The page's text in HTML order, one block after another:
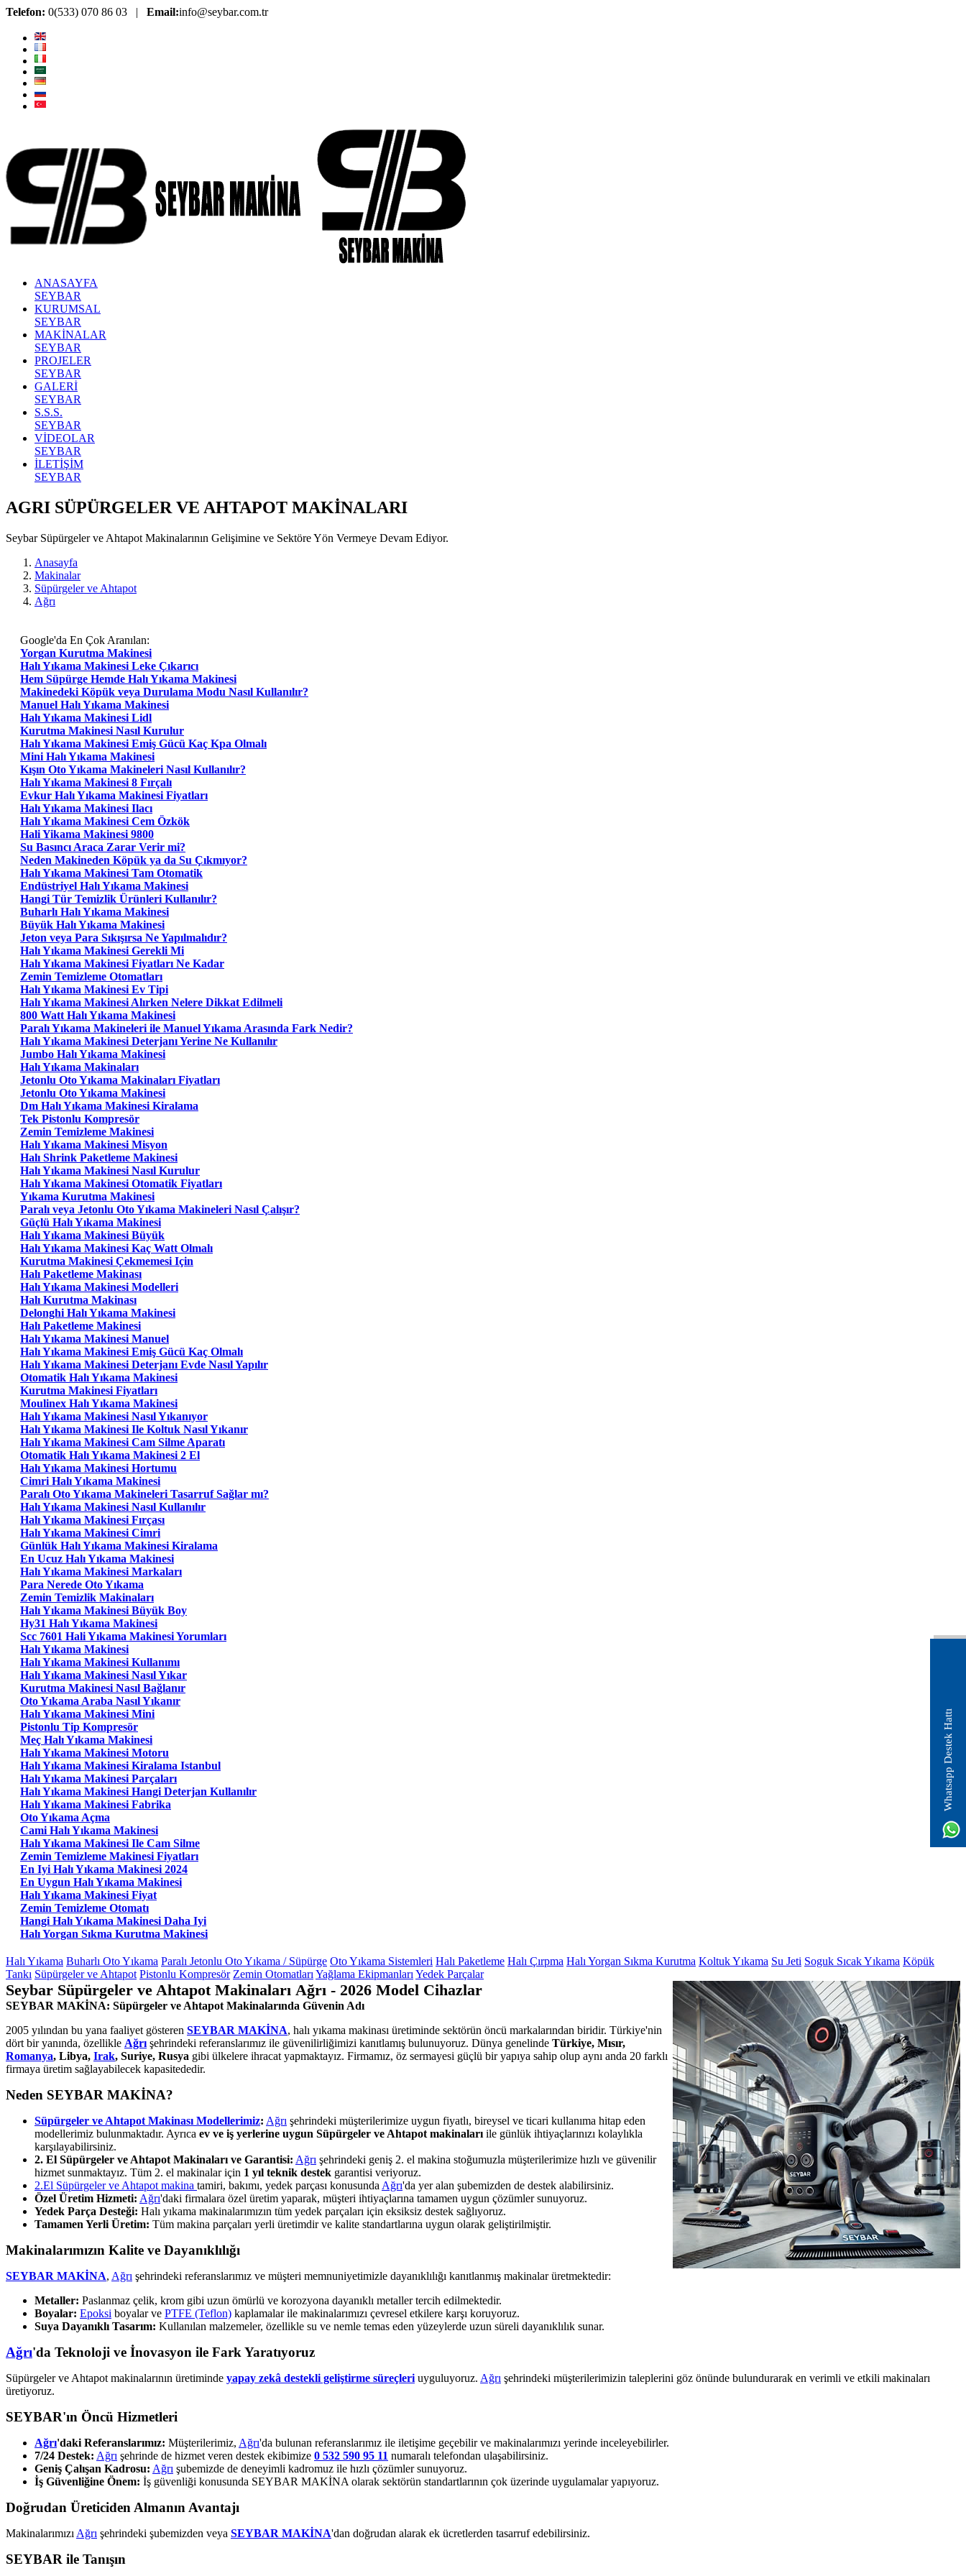
Telefon: 0(533) 070 86 03 | Email:info@seybar.com.tr
ANASAYFA
SEYBAR
KURUMSAL
SEYBAR
MAKİNALAR
SEYBAR
PROJELER
SEYBAR
GALERİ
SEYBAR
S.S.S.
SEYBAR
VİDEOLAR
SEYBAR
İLETİŞİM
SEYBAR
AGRI SÜPÜRGELER VE AHTAPOT MAKİNALARI
Seybar Süpürgeler ve Ahtapot Makinalarının Gelişimine ve Sektöre Yön Vermeye Devam Ediyor.
Anasayfa
Makinalar
Süpürgeler ve Ahtapot
Ağrı
Google'da En Çok Aranılan:
Yorgan Kurutma Makinesi
Halı Yıkama Makinesi Leke Çıkarıcı
Hem Süpürge Hemde Halı Yıkama Makinesi
Makinedeki Köpük veya Durulama Modu Nasıl Kullanılır?
Manuel Halı Yıkama Makinesi
Halı Yıkama Makinesi Lidl
Kurutma Makinesi Nasıl Kurulur
Halı Yıkama Makinesi Emiş Gücü Kaç Kpa Olmalı
Mini Halı Yıkama Makinesi
Kışın Oto Yıkama Makineleri Nasıl Kullanılır?
Halı Yıkama Makinesi 8 Fırçalı
Evkur Halı Yıkama Makinesi Fiyatları
Halı Yıkama Makinesi Ilacı
Halı Yıkama Makinesi Cem Özkök
Hali Yikama Makinesi 9800
Su Basıncı Araca Zarar Verir mi?
Neden Makineden Köpük ya da Su Çıkmıyor?
Halı Yıkama Makinesi Tam Otomatik
Endüstriyel Halı Yıkama Makinesi
Hangi Tür Temizlik Ürünleri Kullanılır?
Buharlı Halı Yıkama Makinesi
Büyük Halı Yıkama Makinesi
Jeton veya Para Sıkışırsa Ne Yapılmalıdır?
Halı Yıkama Makinesi Gerekli Mi
Halı Yıkama Makinesi Fiyatları Ne Kadar
Zemin Temizleme Otomatları
Halı Yıkama Makinesi Ev Tipi
Halı Yıkama Makinesi Alırken Nelere Dikkat Edilmeli
800 Watt Halı Yıkama Makinesi
Paralı Yıkama Makineleri ile Manuel Yıkama Arasında Fark Nedir?
Halı Yıkama Makinesi Deterjanı Yerine Ne Kullanılır
Jumbo Halı Yıkama Makinesi
Halı Yıkama Makinaları
Jetonlu Oto Yıkama Makinaları Fiyatları
Jetonlu Oto Yıkama Makinesi
Dm Halı Yıkama Makinesi Kiralama
Tek Pistonlu Kompresör
Zemin Temizleme Makinesi
Halı Yıkama Makinesi Misyon
Halı Shrink Paketleme Makinesi
Halı Yıkama Makinesi Nasıl Kurulur
Halı Yıkama Makinesi Otomatik Fiyatları
Yıkama Kurutma Makinesi
Paralı veya Jetonlu Oto Yıkama Makineleri Nasıl Çalışır?
Güçlü Halı Yıkama Makinesi
Halı Yıkama Makinesi Büyük
Halı Yıkama Makinesi Kaç Watt Olmalı
Kurutma Makinesi Çekmemesi Için
Halı Paketleme Makinası
Halı Yıkama Makinesi Modelleri
Halı Kurutma Makinası
Delonghi Halı Yıkama Makinesi
Halı Paketleme Makinesi
Halı Yıkama Makinesi Manuel
Halı Yıkama Makinesi Emiş Gücü Kaç Olmalı
Halı Yıkama Makinesi Deterjanı Evde Nasıl Yapılır
Otomatik Halı Yıkama Makinesi
Kurutma Makinesi Fiyatları
Moulinex Halı Yıkama Makinesi
Halı Yıkama Makinesi Nasıl Yıkanıyor
Halı Yıkama Makinesi Ile Koltuk Nasıl Yıkanır
Halı Yıkama Makinesi Cam Silme Aparatı
Otomatik Halı Yıkama Makinesi 2 El
Halı Yıkama Makinesi Hortumu
Cimri Halı Yıkama Makinesi
Paralı Oto Yıkama Makineleri Tasarruf Sağlar mı?
Halı Yıkama Makinesi Nasıl Kullanılır
Halı Yıkama Makinesi Fırçası
Halı Yıkama Makinesi Cimri
Günlük Halı Yıkama Makinesi Kiralama
En Ucuz Halı Yıkama Makinesi
Halı Yıkama Makinesi Markaları
Para Nerede Oto Yıkama
Zemin Temizlik Makinaları
Halı Yıkama Makinesi Büyük Boy
Hy31 Halı Yıkama Makinesi
Scc 7601 Hali Yıkama Makinesi Yorumları
Halı Yıkama Makinesi
Halı Yıkama Makinesi Kullanımı
Halı Yıkama Makinesi Nasıl Yıkar
Kurutma Makinesi Nasıl Bağlanır
Oto Yıkama Araba Nasıl Yıkanır
Halı Yıkama Makinesi Mini
Pistonlu Tip Kompresör
Meç Halı Yıkama Makinesi
Halı Yıkama Makinesi Motoru
Halı Yıkama Makinesi Kiralama Istanbul
Halı Yıkama Makinesi Parçaları
Halı Yıkama Makinesi Hangi Deterjan Kullanılır
Halı Yıkama Makinesi Fabrika
Oto Yıkama Açma
Cami Halı Yıkama Makinesi
Halı Yıkama Makinesi Ile Cam Silme
Zemin Temizleme Makinesi Fiyatları
En Iyi Halı Yıkama Makinesi 2024
En Uygun Halı Yıkama Makinesi
Halı Yıkama Makinesi Fiyat
Zemin Temizleme Otomatı
Hangi Halı Yıkama Makinesi Daha Iyi
Halı Yorgan Sıkma Kurutma Makinesi
Halı Yıkama Buharlı Oto Yıkama Paralı Jetonlu Oto Yıkama / Süpürge Oto Yıkama Sistemleri Halı Paketleme Halı Çırpma Halı Yorgan Sıkma Kurutma Koltuk Yıkama Su Jeti Soguk Sıcak Yıkama Köpük
Tankı Süpürgeler ve Ahtapot Pistonlu Kompresör Zemin Otomatları Yağlama Ekipmanları Yedek Parçalar
Seybar Süpürgeler ve Ahtapot Makinaları Ağrı - 2026 Model Cihazlar
SEYBAR MAKİNA: Süpürgeler ve Ahtapot Makinalarında Güvenin Adı
2005 yılından bu yana faaliyet gösteren SEYBAR MAKİNA, halı yıkama makinası üretiminde sektörün öncü markalarından biridir. Türkiye'nin
dört bir yanında, özellikle Ağrı şehrindeki referanslarımız ile güvenilirliğimizi kanıtlamış bulunuyoruz. Dünya genelinde Türkiye, Mısır,
Romanya, Libya, Irak, Suriye, Rusya gibi ülkelere ihracat yapmaktayız. Firmamız, öz sermayesi güçlü bir yapıya sahip olup aynı anda 20 farklı
firmaya üretim sağlayabilecek kapasitededir.
Neden SEYBAR MAKİNA?
Süpürgeler ve Ahtapot Makinası Modellerimiz: Ağrı şehrindeki müşterilerimize uygun fiyatlı, bireysel ve ticari kullanıma hitap eden
modellerimiz bulunmaktadır. Ayrıca ev ve iş yerlerine uygun Süpürgeler ve Ahtapot makinaları ile günlük ihtiyaçlarınızı kolaylıkla
karşılayabilirsiniz.
2. El Süpürgeler ve Ahtapot Makinaları ve Garantisi: Ağrı şehrindeki geniş 2. el makina stoğumuzla müşterilerimize hızlı ve güvenilir
hizmet sunmaktayız. Tüm 2. el makinalar için 1 yıl teknik destek garantisi veriyoruz.
2.El Süpürgeler ve Ahtapot makina tamiri, bakımı, yedek parçası konusunda Ağrı'da yer alan şubemizden de destek alabilirsiniz.
Özel Üretim Hizmeti: Ağrı'daki firmalara özel üretim yaparak, müşteri ihtiyaçlarına tamamen uygun çözümler sunuyoruz.
Yedek Parça Desteği: Halı yıkama makinalarımızın tüm yedek parçaları için eksiksiz destek sağlıyoruz.
Tamamen Yerli Üretim: Tüm makina parçaları yerli üretimdir ve kalite standartlarına uygun olarak geliştirilmiştir.
Makinalarımızın Kalite ve Dayanıklılığı
SEYBAR MAKİNA, Ağrı şehrindeki referanslarımız ve müşteri memnuniyetimizle dayanıklılığı kanıtlanmış makinalar üretmektedir:
Metaller: Paslanmaz çelik, krom gibi uzun ömürlü ve korozyona dayanıklı metaller tercih edilmektedir.
Boyalar: Epoksi boyalar ve PTFE (Teflon) kaplamalar ile makinalarımızı çevresel etkilere karşı koruyoruz.
Suya Dayanıklı Tasarım: Kullanılan malzemeler, özellikle su ve nemle temas eden yüzeylerde uzun süreli dayanıklılık sunar.
Ağrı'da Teknoloji ve İnovasyon ile Fark Yaratıyoruz
Süpürgeler ve Ahtapot makinalarının üretiminde yapay zekâ destekli geliştirme süreçleri uyguluyoruz. Ağrı şehrindeki müşterilerimizin taleplerini göz önünde bulundurarak en verimli ve etkili makinaları
üretiyoruz.
SEYBAR'ın Öncü Hizmetleri
Ağrı'daki Referanslarımız: Müşterilerimiz, Ağrı'da bulunan referanslarımız ile iletişime geçebilir ve makinalarımızı yerinde inceleyebilirler.
7/24 Destek: Ağrı şehrinde de hizmet veren destek ekibimize 0 532 590 95 11 numaralı telefondan ulaşabilirsiniz.
Geniş Çalışan Kadrosu: Ağrı şubemizde de deneyimli kadromuz ile hızlı çözümler sunuyoruz.
İş Güvenliğine Önem: İş güvenliği konusunda SEYBAR MAKİNA olarak sektörün standartlarının çok üzerinde uygulamalar yapıyoruz.
Doğrudan Üreticiden Almanın Avantajı
Makinalarımızı Ağrı şehrindeki şubemizden veya SEYBAR MAKİNA'dan doğrudan alarak ek ücretlerden tasarruf edebilirsiniz.
SEYBAR ile Tanışın
Whatsapp Destek Hattı